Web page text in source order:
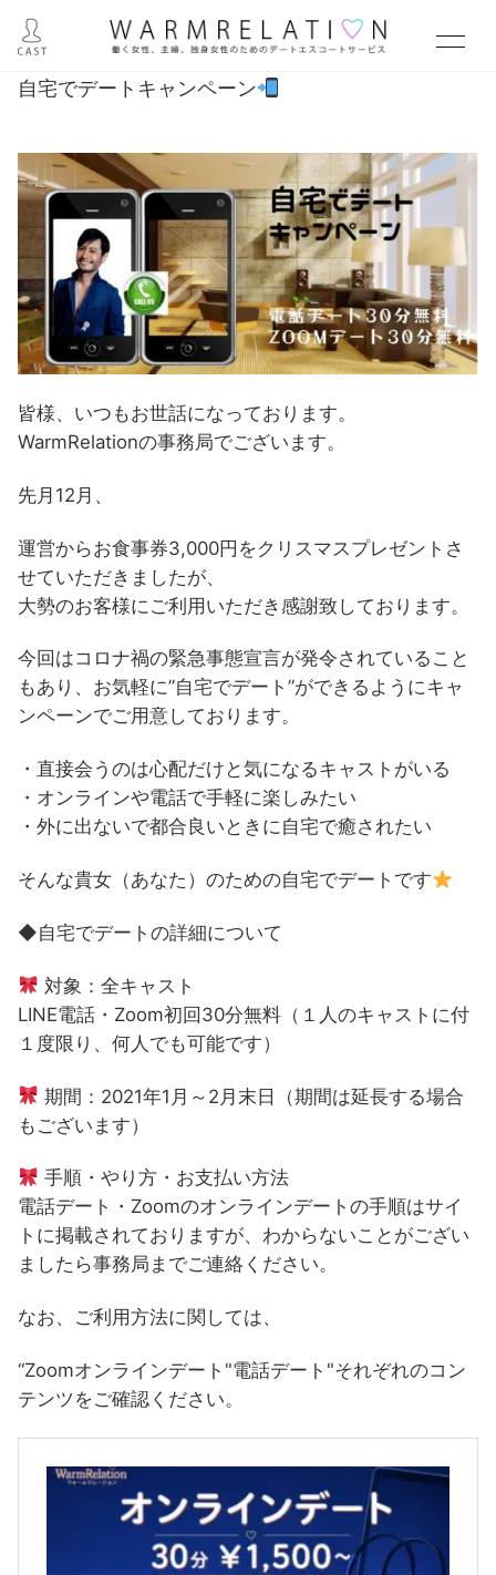
自宅でデートキャンペーン
皆様、いつもお世話になっております。
WarmRelationの事務局でございます。
先月12月、
運営からお食事券3,000円をクリスマスプレゼントさ
せていただきましたが、
大勢のお客様にご利用いただき感謝致しております。
今回はコロナ禍の緊急事態宣言が発令されていること
もあり、お気軽に”自宅でデート”ができるようにキャ
ンペーンでご用意しております。
・直接会うのは心配だけと気になるキャストがいる
・オンラインや電話で手軽に楽しみたい
・外に出ないで都合良いときに自宅で癒されたい
そんな貴女（あなた）のための自宅でデートです
◆自宅でデートの詳細について
対象：全キャスト
LINE電話・Zoom初回30分無料（１人のキャストに付
１度限り、何人でも可能です）
期間：2021年1月～2月末日（期間は延長する場合
もございます）
手順・やり方・お支払い方法
電話デート・Zoomのオンラインデートの手順はサイ
トに掲載されておりますが、わからないことがござい
ましたら事務局までご連絡ください。
なお、ご利用方法に関しては、
“Zoomオンラインデート"電話デート"それぞれのコン
テンツをご確認ください。